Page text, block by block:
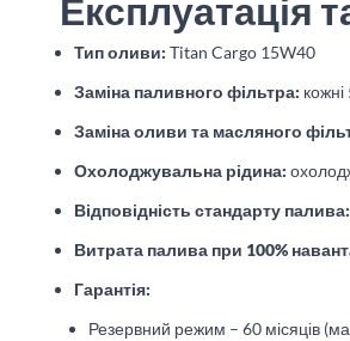
Експлуатація
Тип оливи: Titan Cargo 15W40
Заміна паливного фільтра:
Заміна оливи та масляного
Охолоджувальна рідина:
Відповідність стандарту палива:
Витрата палива при 100%
Гарантія:
Резервний режим – 60 місяців